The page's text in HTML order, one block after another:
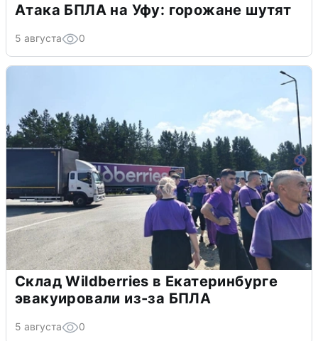
Атака БПЛА на Уфу: горожане шутят
5 августа 0
Склад Wildberries в Екатеринбурге
эвакуировали из-за БПЛА
5 августа 0